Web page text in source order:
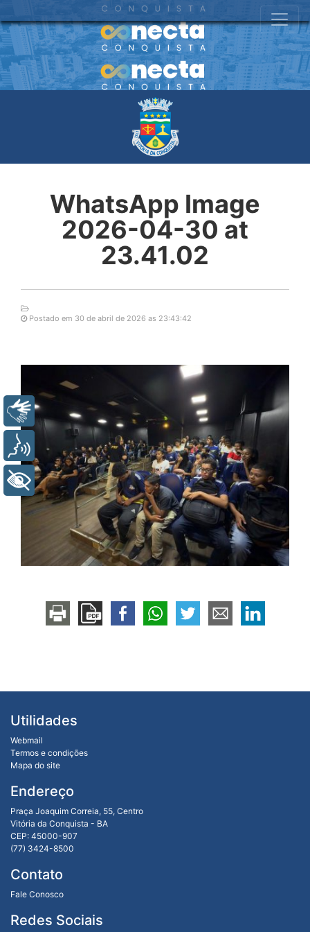
WhatsApp Image
2026-04-30 at
23.41.02
Postado em 30 de abril de 2026 as 23:43:42
Utilidades
Webmail
Termos e condições
Mapa do site
Endereço
Praça Joaquim Correia, 55, Centro
Vitória da Conquista - BA
CEP: 45000-907
(77) 3424-8500
Contato
Fale Conosco
Redes Sociais
Libras
Voz
+ Acessibilidade